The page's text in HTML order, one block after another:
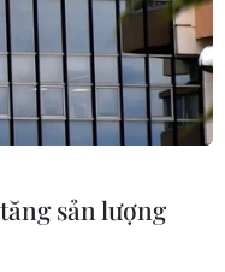
sản lượng